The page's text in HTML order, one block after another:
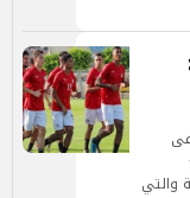
فى
والتي